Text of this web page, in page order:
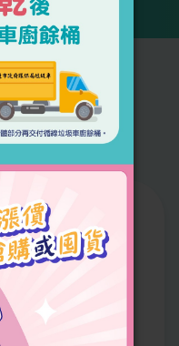
車清運數據